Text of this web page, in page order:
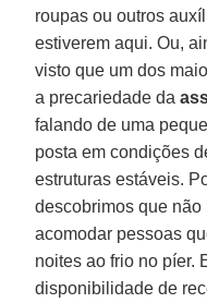
roupas ou outros
estiverem aqui. Ou,
visto que um dos
a precariedade da
falando de uma
posta em condições
estruturas estáveis.
descobrimos que
acomodar pessoas
noites ao frio no píer.
disponibilidade de